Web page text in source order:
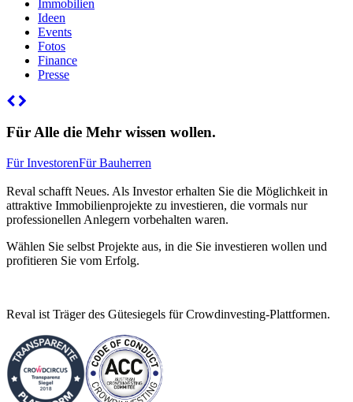
Immobilien
Ideen
Events
Fotos
Finance
Presse
Für Alle die Mehr wissen wollen.
Für InvestorenFür Bauherren
Reval schafft Neues. Als Investor erhalten Sie die Möglichkeit in
attraktive Immobilienprojekte zu investieren, die vormals nur
professionellen Anlegern vorbehalten waren.
Wählen Sie selbst Projekte aus, in die Sie investieren wollen und
profitieren Sie vom Erfolg.
Reval ist Träger des Gütesiegels für Crowdinvesting-Plattformen.